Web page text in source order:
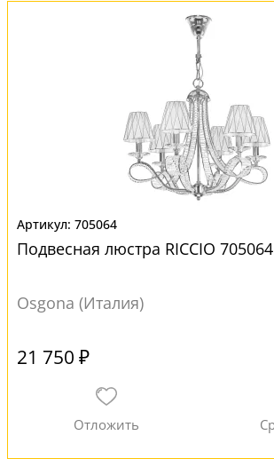
705064
Подвесная люстра RICCIO 705064
Osgona (Италия)
21 750 ₽